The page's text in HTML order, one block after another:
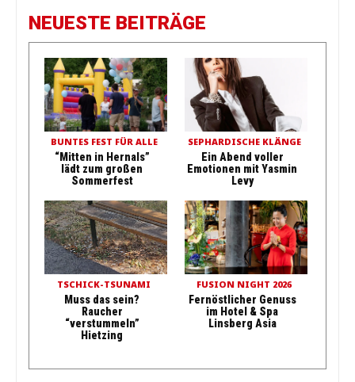
NEUESTE BEITRÄGE
BUNTES FEST FÜR ALLE
“Mitten in Hernals”
lädt zum großen
Sommerfest
SEPHARDISCHE KLÄNGE
Ein Abend voller
Emotionen mit Yasmin
Levy
TSCHICK-TSUNAMI
Muss das sein?
Raucher
“verstummeln”
Hietzing
FUSION NIGHT 2026
Fernöstlicher Genuss
im Hotel & Spa
Linsberg Asia